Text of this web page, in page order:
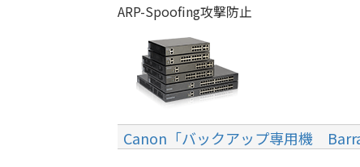
ARP-Spoofing攻撃防止
Canon「バックアップ専用機